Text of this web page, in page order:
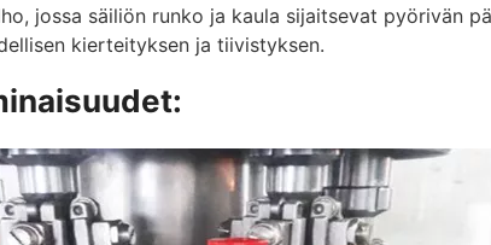
jossa säiliön runko ja kaula sijaitsevat pyörivän
kierteityksen ja tiivistyksen.